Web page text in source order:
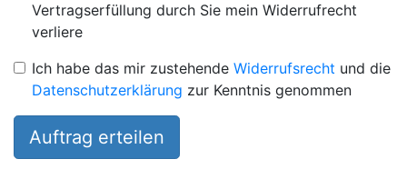
Vertragserfüllung durch Sie mein Widerrufrecht
verliere
Ich habe das mir zustehende Widerrufsrecht und die
Datenschutzerklärung zur Kenntnis genommen
Auftrag erteilen